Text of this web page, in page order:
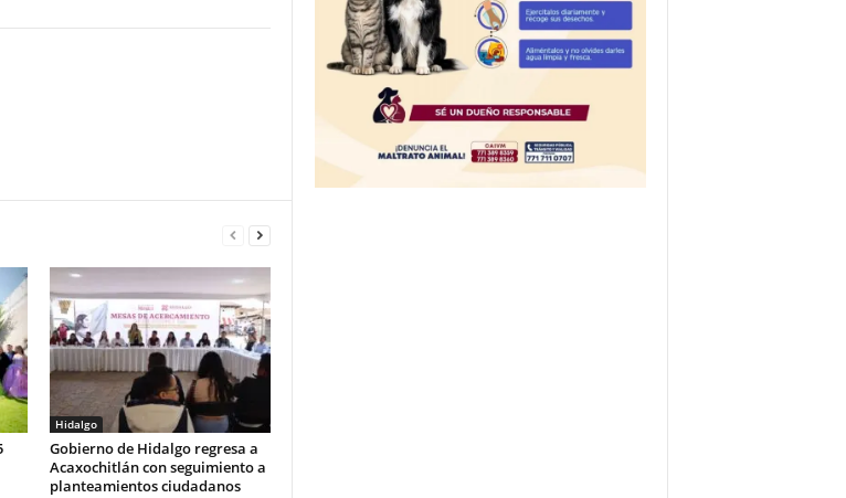
Hidalgo
Gobierno de Hidalgo regresa a
Acaxochitlán con seguimiento a
planteamientos ciudadanos